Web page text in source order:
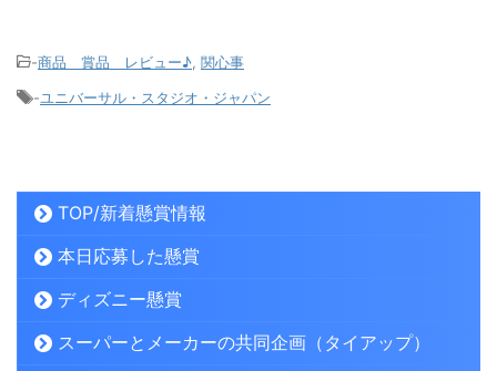
-商品 賞品 レビュー♪ 関心事
-ユニバーサル・スタジオ・ジャパン
TOP/新着懸賞情報
本日応募した懸賞
ディズニー懸賞
スーパーとメーカーの共同企画（タイアップ）